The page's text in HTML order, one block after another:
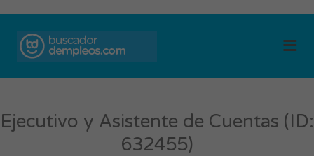
Ejecutivo y Asistente de Cuentas (ID:
632455)